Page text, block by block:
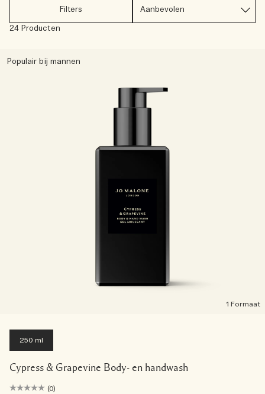
Filters
24 Producten
Populair bij mannen
1 Formaat
250 ml
Cypress & Grapevine Body- en handwash
(0)